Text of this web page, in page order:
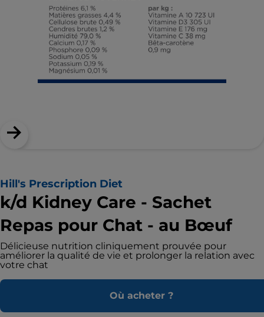
Hill's Prescription Diet
k/d Kidney Care - Sachet
Repas pour Chat - au Bœuf
Délicieuse nutrition cliniquement prouvée pour
améliorer la qualité de vie et prolonger la relation avec
votre chat
Où acheter ?